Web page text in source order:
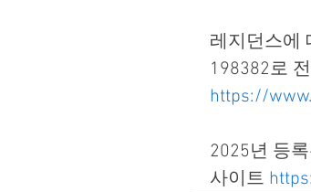
레지던스에
198382로
https://
2025년 등
사이트